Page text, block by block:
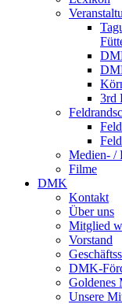
3rd
Medien- /
Filme
DMK
Kontakt
Über uns
Mitglied
Vorstand
DMK-
Goldenes
Unsere